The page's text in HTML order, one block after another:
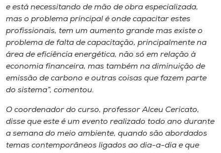
e está necessitando de mão de obra especializada,
mas o problema principal é onde capacitar estes
profissionais, tem um aumento grande mas existe o
problema de falta de capacitação, principalmente na
área de eficiência energética, não só em relação à
economia financeira, mas também na diminuição de
emissão de carbono e outras coisas que fazem parte
do sistema”, comentou.
O coordenador do curso, professor Alceu Cericato,
disse que este é um evento realizado todo ano durante
a semana do meio ambiente, quando são abordados
temas contemporâneos ligados ao dia-a-dia e que